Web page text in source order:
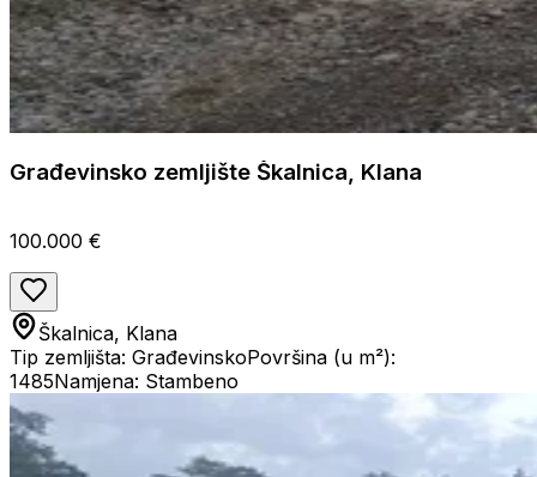
Građevinsko zemljište Škalnica, Klana
100.000 €
Škalnica, Klana
Tip zemljišta: GrađevinskoPovršina (u m²):
1485Namjena: Stambeno